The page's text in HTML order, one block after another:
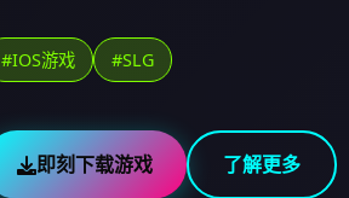
#IOS游戏 #SLG
即刻下载游戏 了解更多